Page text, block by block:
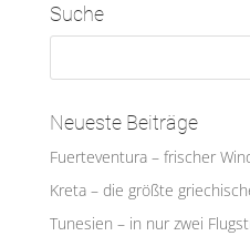
Suche
Neueste Beiträge
Fuerteventura – frischer
Kreta – die größte
Tunesien – in nur zwei